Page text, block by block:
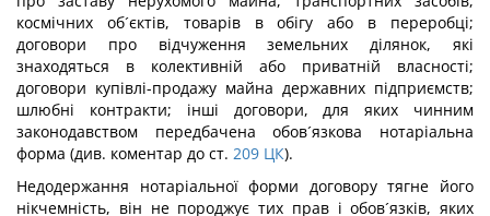
космічних об´єктів, товарів в обігу або в переробці;
договори про відчуження земельних ділянок, які
знаходяться в колективній або приватній власності;
договори купівлі-продажу майна державних підприємств;
шлюбні контракти; інші договори, для яких чинним
законодавством передбачена обов´язкова нотаріальна
форма (див. коментар до ст. 209 ЦК).
Недодержання нотаріальної форми договору тягне його
нікчемність, він не породжує тих прав і обов´язків, яких